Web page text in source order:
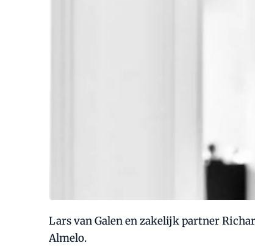
Lars van Galen en zakelijk partner
Almelo.